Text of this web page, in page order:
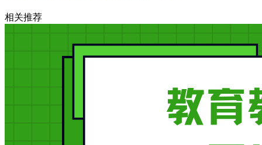
相关推荐